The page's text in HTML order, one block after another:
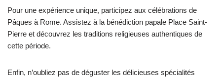
Pour une expérience unique, participez aux célébrations de
Pâques à Rome. Assistez à la bénédiction papale Place Saint-
Pierre et découvrez les traditions religieuses authentiques de
cette période.
Enfin, n’oubliez pas de déguster les délicieuses spécialités